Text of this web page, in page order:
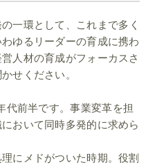
一環として、これまで多く
ゆるリーダーの育成に携わ
人材の育成がフォーカスさ
せください。
前半です。事業変革を担
おいて同時多発的に求めら
にメドがついた時期。役割